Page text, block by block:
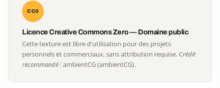
CC0
Licence Creative Commons Zero — Domaine public
Cette texture est libre d'utilisation pour des projets
personnels et commerciaux, sans attribution requise. Crédit
recommandé :ambientCG (ambientCG).